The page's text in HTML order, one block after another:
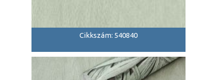
Cikkszám: 540840